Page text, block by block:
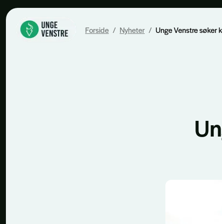
Forside / Nyheter / Unge Venstre søker